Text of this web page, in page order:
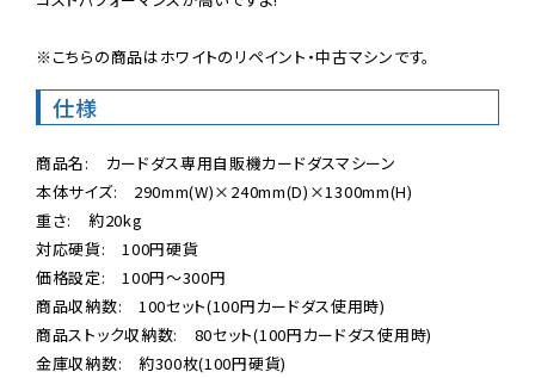
※こちらの商品はホワイトのリペイント・中古マシンです。
仕様
商品名:　カードダス専用自販機カードダスマシーン
本体サイズ:　290mm(W)×240mm(D)×1300mm(H)
重さ:　約20kg
対応硬貨:　100円硬貨
価格設定:　100円〜300円
商品収納数:　100セット(100円カードダス使用時)
商品ストック収納数:　80セット(100円カードダス使用時)
金庫収納数:　約300枚(100円硬貨)